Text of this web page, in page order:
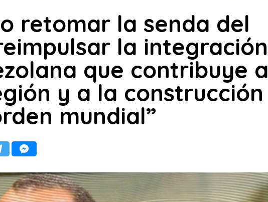
retomar la senda del
la integración
que contribuye a
y a la construcción
mundial”